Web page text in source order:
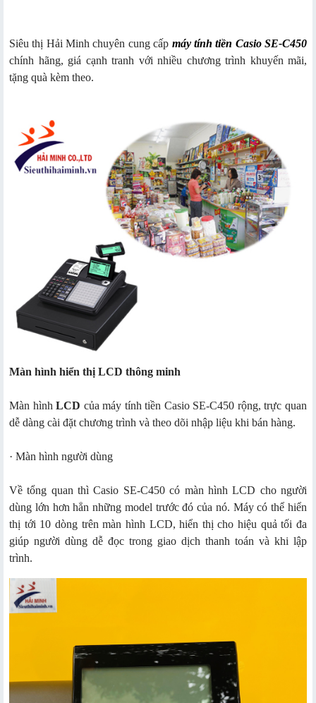
Siêu thị Hải Minh chuyên cung cấp máy tính tiền Casio SE-C450
chính hãng, giá cạnh tranh với nhiều chương trình khuyến mãi,
tặng quà kèm theo.
Màn hình hiển thị LCD thông minh
Màn hìnhLCD của máy tính tiền Casio SE-C450 rộng, trực quan
dễ dàng cài đặt chương trình và theo dõi nhập liệu khi bán hàng.
· Màn hình người dùng
Về tổng quan thì Casio SE-C450 có màn hình LCD cho người
dùng lớn hơn hẳn những model trước đó của nó. Máy có thể hiển
thị tới 10 dòng trên màn hình LCD, hiển thị cho hiệu quả tối đa
giúp người dùng dễ đọc trong giao dịch thanh toán và khi lập
trình.